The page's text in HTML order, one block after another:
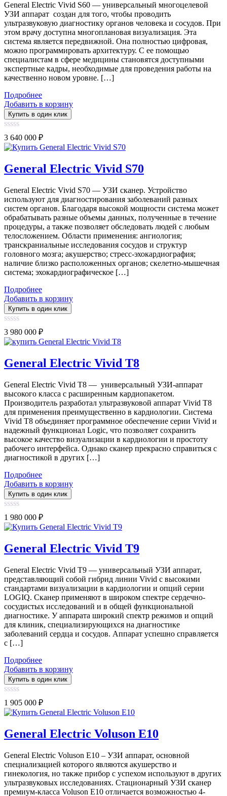
General Electric Vivid S60 — универсальный многоцелевой
УЗИ аппарат создан для того, чтобы проводить
ультразвуковую диагностику органов человека и сосудов. При
этом врачу доступна многоплановая визуализация. Эта
система является передвижной. Она полностью цифровая,
можно программировать архитектуру. С ее помощью
специалистам в сфере медицины становятся доступными
экспертные кадры, необходимые для проведения работы на
качественно новом уровне. […]
Подробнее
Добавить в корзину
Купить в один клик
0
out
of
3 640 000 ₽
General Electric Vivid S70
General Electric Vivid S70 — УЗИ сканер. Устройство
используют для диагностирования заболеваний разных
систем органов. Благодаря высокой мощности система может
обрабатывать разные объемы данных, полученные в течение
процедуры, а также позволяет обследовать людей с любым
телосложением. Области применения: ангиология;
транскраниальные исследования сосудов и структур
головного мозга; акушерство; стресс-эхокардиография;
наличие близко расположенных органов; скелетно-мышечная
система; эхокардиографическое […]
Подробнее
Добавить в корзину
Купить в один клик
0
out
of
3 980 000 ₽
General Electric Vivid T8
General Electric Vivid T8 — универсальный УЗИ-аппарат
высокого класса с расширенным кардиопакетом.
Производитель разработал ультразвуковой аппарат Vivid T8
для применения преимущественно в кардиологии. Система
Vivid T8 объединяет программное обеспечение серии Vivid и
надежный функционал Logic, что позволяет сохранить
высокое качество визуализации в кардиологии и простоту
рабочего интерфейса. Однако сканер прекрасно справиться с
диагностикой в других […]
Подробнее
Добавить в корзину
Купить в один клик
0
out
of
1 980 000 ₽
General Electric Vivid T9
General Electric Vivid T9 — универсальный УЗИ аппарат,
представляющий собой гибрид линии Vivid с высокими
стандартами визуализации в кардиологии и опций серии
LOGIQ. Сканер применяют в широком спектре сердечно-
сосудистых исследований и в общей функциональной
диагностике. У аппарата широкий спектр режимов и опций
для клиник, специализирующихся на диагностике
заболеваний сердца и сосудов. Аппарат успешно справляется
с […]
Подробнее
Добавить в корзину
Купить в один клик
0
out
of
1 905 000 ₽
General Electric Voluson E10
General Electric Voluson E10 – УЗИ аппарат, основной
специализацией которого являются акушерство и
гинекология, но также прибор с успехом используют в других
ультразвуковых исследованиях. Стационарный УЗИ сканер
премиум-класса Voluson E10 отличается возможностью 4-